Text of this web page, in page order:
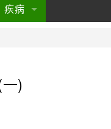
急救自救
疾病
肛腸科
)